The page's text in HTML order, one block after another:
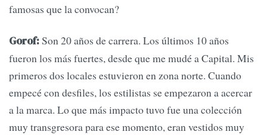
famosas que la convocan?
Gorof:Son 20 años de carrera. Los últimos 10 años
fueron los más fuertes, desde que me mudé a Capital. Mis
primeros dos locales estuvieron en zona norte. Cuando
empecé con desfiles, los estilistas se empezaron a acercar
a la marca. Lo que más impacto tuvo fue una colección
muy transgresora para ese momento, eran vestidos muy